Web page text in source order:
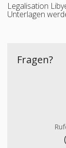
Legalisation
Unterlagen
Fragen?